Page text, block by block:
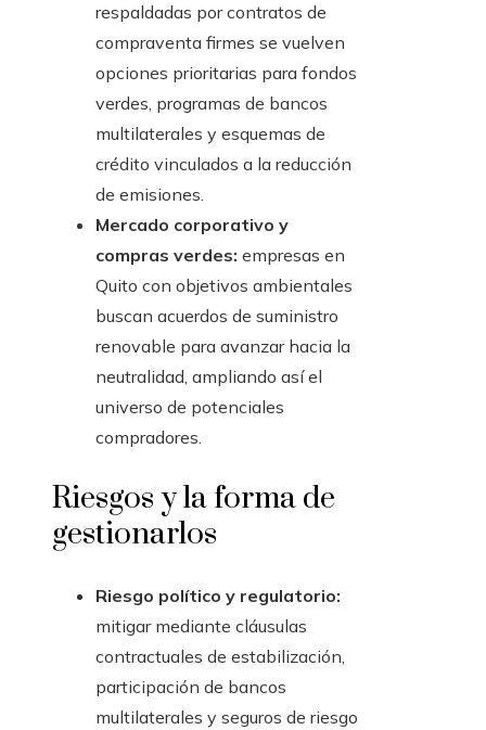
respaldadas por contratos de
compraventa firmes se vuelven
opciones prioritarias para fondos
verdes, programas de bancos
multilaterales y esquemas de
crédito vinculados a la reducción
de emisiones.
Mercado corporativo y
compras verdes: empresas en
Quito con objetivos ambientales
buscan acuerdos de suministro
renovable para avanzar hacia la
neutralidad, ampliando así el
universo de potenciales
compradores.
Riesgos y la forma de
gestionarlos
Riesgo político y regulatorio:
mitigar mediante cláusulas
contractuales de estabilización,
participación de bancos
multilaterales y seguros de riesgo